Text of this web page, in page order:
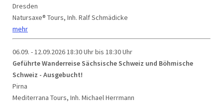
Dresden
Natursaxe® Tours, Inh. Ralf Schmädicke
mehr
06.09. - 12.09.202618:30 Uhr bis 18:30 Uhr
Geführte Wanderreise Sächsische Schweiz und Böhmische
Schweiz - Ausgebucht!
Pirna
Mediterrana Tours, Inh. Michael Herrmann